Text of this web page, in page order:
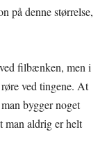
på denne størrelse,
filbænken, men i
ved tingene. At
bygger noget
man aldrig er helt